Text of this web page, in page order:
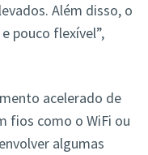
Além disso, o
pouco flexível”,
acelerado de
fios como o WiFi ou
algumas